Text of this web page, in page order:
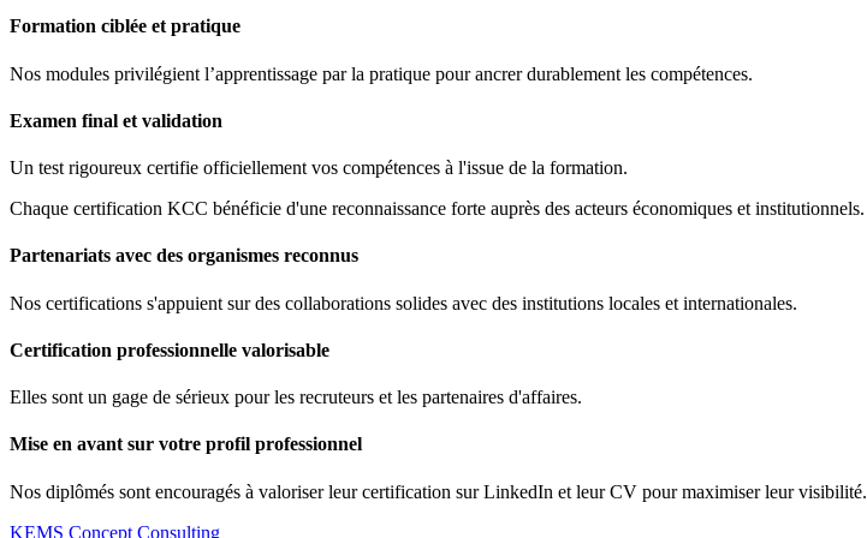
Formation ciblée et pratique
Nos modules privilégient l’apprentissage par la pratique pour ancrer durablement les compétences.
Examen final et validation
Un test rigoureux certifie officiellement vos compétences à l'issue de la formation.
Chaque certification KCC bénéficie d'une reconnaissance forte auprès des acteurs économiques et institutionnels.
Partenariats avec des organismes reconnus
Nos certifications s'appuient sur des collaborations solides avec des institutions locales et internationales.
Certification professionnelle valorisable
Elles sont un gage de sérieux pour les recruteurs et les partenaires d'affaires.
Mise en avant sur votre profil professionnel
Nos diplômés sont encouragés à valoriser leur certification sur LinkedIn et leur CV pour maximiser leur visibilité.
KEMS Concept Consulting